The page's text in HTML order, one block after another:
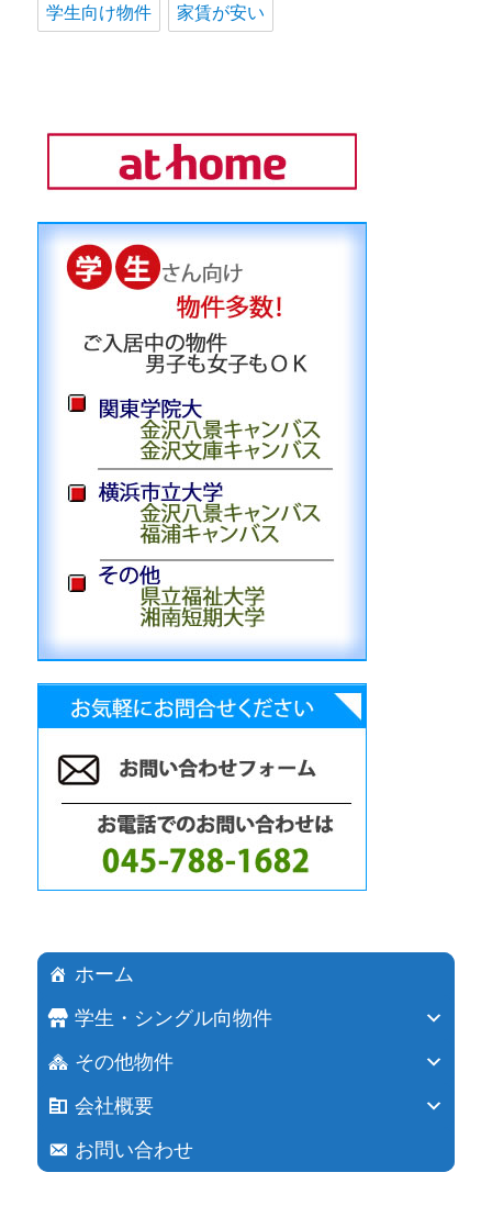
学生向け物件 家賃が安い
ホーム
学生・シングル向物件
その他物件
会社概要
お問い合わせ